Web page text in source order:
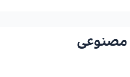
مصنوعی